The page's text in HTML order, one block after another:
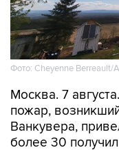
Фото: Cheyenne Berreault/
Москва. 7
пожар,
Ванкувера,
более 30